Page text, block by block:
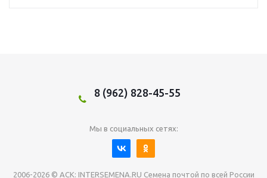
8 (962) 828-45-55
Мы в социальных сетях:
2006-2026 © АСК: INTERSEMENA.RU Семена почтой по всей России